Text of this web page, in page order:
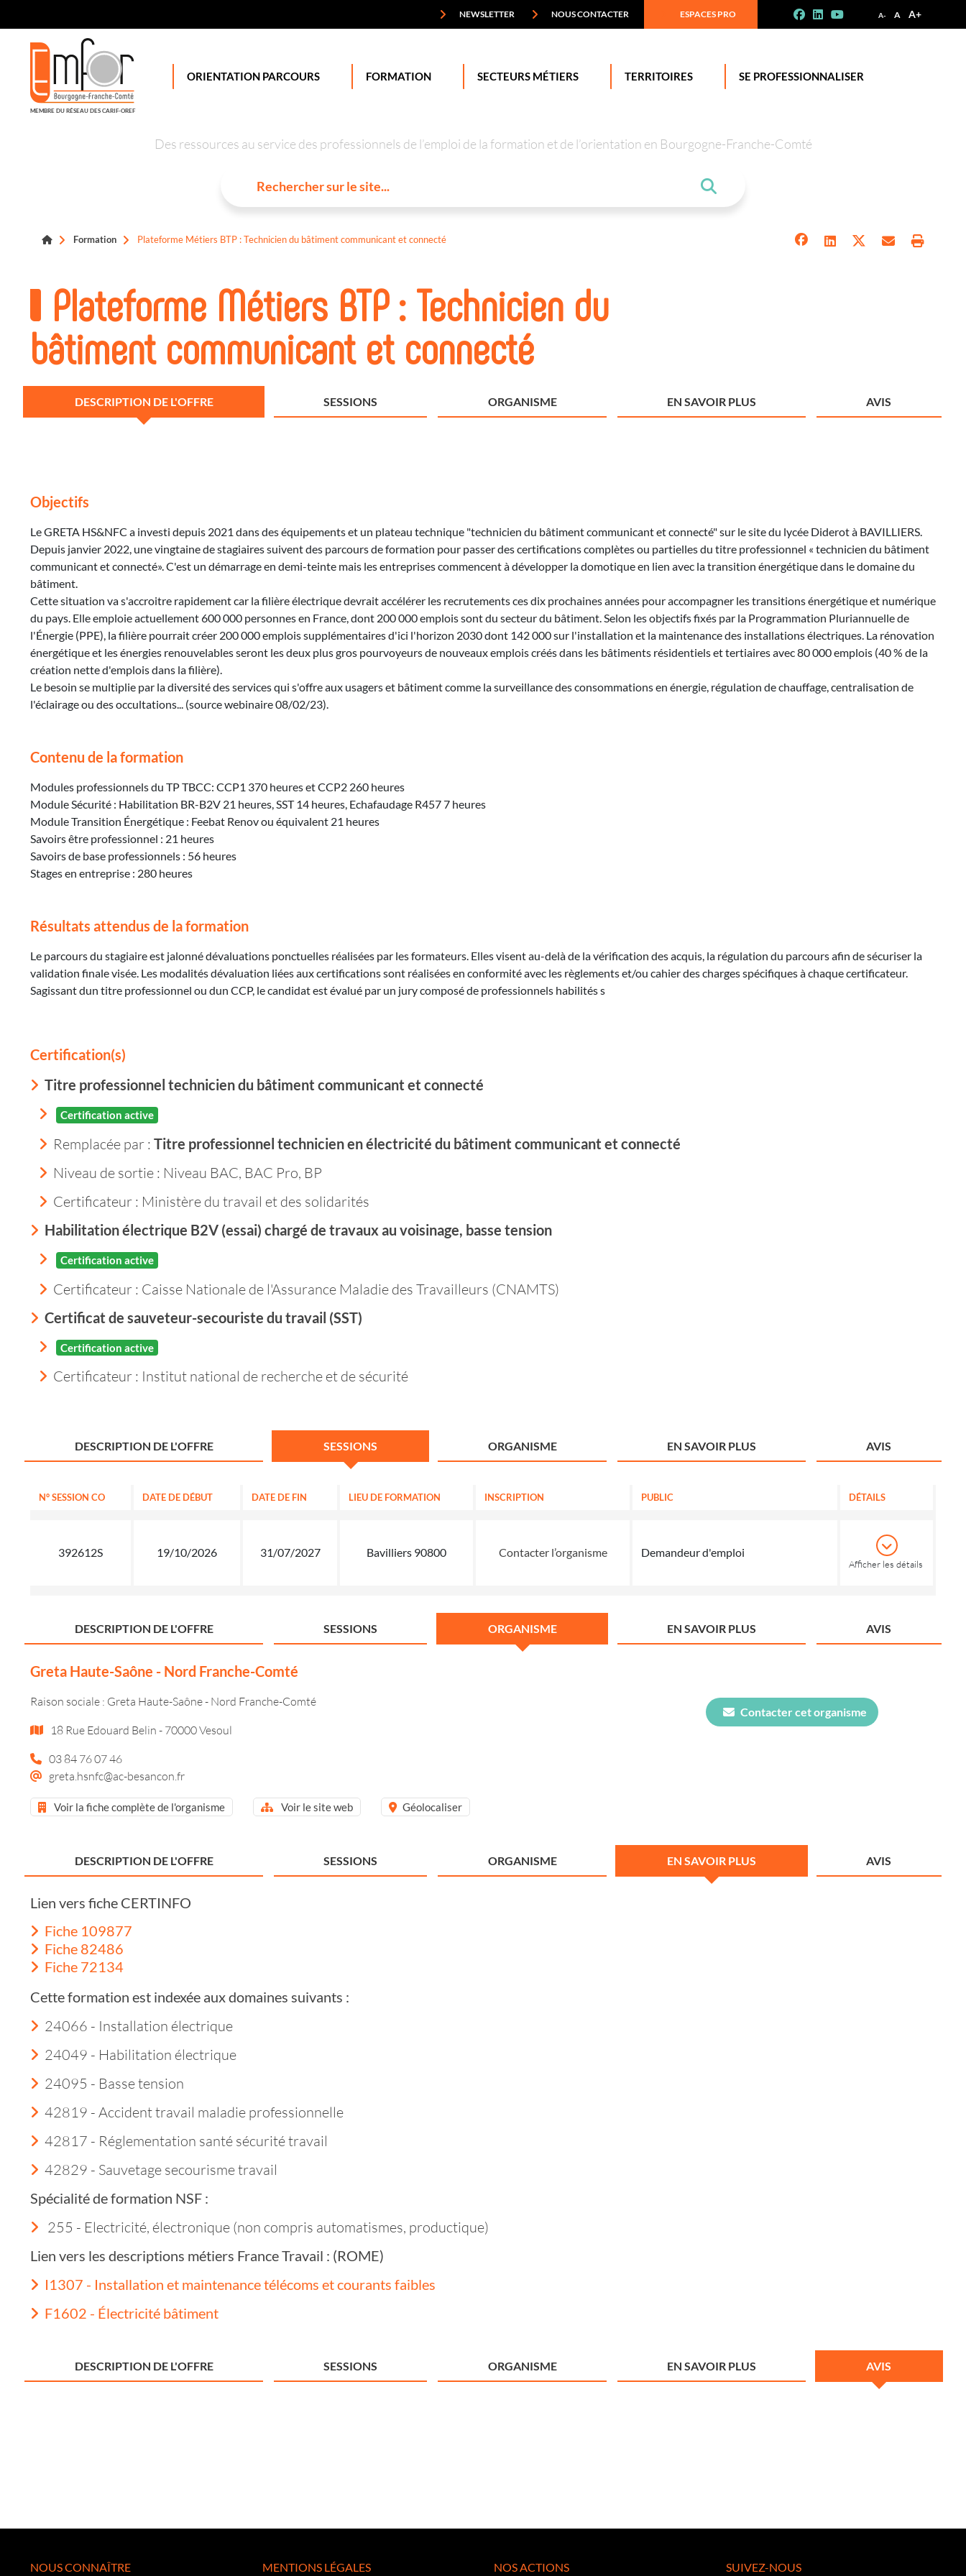
A- A A+
NEWSLETTER NOUS CONTACTER ESPACES PRO
MEMBRE DU RÉSEAU DES CARIF-OREF
ORIENTATION PARCOURS FORMATION SECTEURS MÉTIERS TERRITOIRES SE PROFESSIONNALISER
Des ressources au service des professionnels de l’emploi de la formation et de l’orientation en Bourgogne-Franche-Comté
Formation Plateforme Métiers BTP : Technicien du bâtiment communicant et connecté
Plateforme Métiers BTP : Technicien du
bâtiment communicant et connecté
DESCRIPTION DE L'OFFRE SESSIONS ORGANISME EN SAVOIR PLUS AVIS
Objectifs
Le GRETA HS&NFC a investi depuis 2021 dans des équipements et un plateau technique "technicien du bâtiment communicant et connecté" sur le site du lycée Diderot à BAVILLIERS.
Depuis janvier 2022, une vingtaine de stagiaires suivent des parcours de formation pour passer des certifications complètes ou partielles du titre professionnel « technicien du bâtiment
communicant et connecté». C'est un démarrage en demi-teinte mais les entreprises commencent à développer la domotique en lien avec la transition énergétique dans le domaine du
bâtiment.
Cette situation va s'accroitre rapidement car la filière électrique devrait accélérer les recrutements ces dix prochaines années pour accompagner les transitions énergétique et numérique
du pays. Elle emploie actuellement 600 000 personnes en France, dont 200 000 emplois sont du secteur du bâtiment. Selon les objectifs fixés par la Programmation Pluriannuelle de
l'Énergie (PPE), la filière pourrait créer 200 000 emplois supplémentaires d'ici l'horizon 2030 dont 142 000 sur l'installation et la maintenance des installations électriques. La rénovation
énergétique et les énergies renouvelables seront les deux plus gros pourvoyeurs de nouveaux emplois créés dans les bâtiments résidentiels et tertiaires avec 80 000 emplois (40 % de la
création nette d'emplois dans la filière).
Le besoin se multiplie par la diversité des services qui s'offre aux usagers et bâtiment comme la surveillance des consommations en énergie, régulation de chauffage, centralisation de
l'éclairage ou des occultations... (source webinaire 08/02/23).
Contenu de la formation
Modules professionnels du TP TBCC: CCP1 370 heures et CCP2 260 heures
Module Sécurité : Habilitation BR-B2V 21 heures, SST 14 heures, Echafaudage R457 7 heures
Module Transition Énergétique : Feebat Renov ou équivalent 21 heures
Savoirs être professionnel : 21 heures
Savoirs de base professionnels : 56 heures
Stages en entreprise : 280 heures
Résultats attendus de la formation
Le parcours du stagiaire est jalonné dévaluations ponctuelles réalisées par les formateurs. Elles visent au-delà de la vérification des acquis, la régulation du parcours afin de sécuriser la
validation finale visée. Les modalités dévaluation liées aux certifications sont réalisées en conformité avec les règlements et/ou cahier des charges spécifiques à chaque certificateur.
Sagissant dun titre professionnel ou dun CCP, le candidat est évalué par un jury composé de professionnels habilités s
Certification(s)
Titre professionnel technicien du bâtiment communicant et connecté
Certification active
Remplacée par : Titre professionnel technicien en électricité du bâtiment communicant et connecté
Niveau de sortie : Niveau BAC, BAC Pro, BP
Certificateur : Ministère du travail et des solidarités
Habilitation électrique B2V (essai) chargé de travaux au voisinage, basse tension
Certification active
Certificateur : Caisse Nationale de l'Assurance Maladie des Travailleurs (CNAMTS)
Certificat de sauveteur-secouriste du travail (SST)
Certification active
Certificateur : Institut national de recherche et de sécurité
DESCRIPTION DE L'OFFRE SESSIONS ORGANISME EN SAVOIR PLUS AVIS
N° SESSION CO DATE DE DÉBUT DATE DE FIN LIEU DE FORMATION INSCRIPTION PUBLIC DÉTAILS
392612S 19/10/2026 31/07/2027 Bavilliers 90800 Contacter l’organisme Demandeur d'emploi
Afficher les détails
DESCRIPTION DE L'OFFRE SESSIONS ORGANISME EN SAVOIR PLUS AVIS
Greta Haute-Saône - Nord Franche-Comté
Raison sociale : Greta Haute-Saône - Nord Franche-Comté
18 Rue Edouard Belin - 70000 Vesoul
03 84 76 07 46
greta.hsnfc@ac-besancon.fr
Voir la fiche complète de l'organisme Voir le site web Géolocaliser
Contacter cet organisme
DESCRIPTION DE L'OFFRE SESSIONS ORGANISME EN SAVOIR PLUS AVIS
Lien vers fiche CERTINFO
Fiche 109877
Fiche 82486
Fiche 72134
Cette formation est indexée aux domaines suivants :
24066 - Installation électrique
24049 - Habilitation électrique
24095 - Basse tension
42819 - Accident travail maladie professionnelle
42817 - Réglementation santé sécurité travail
42829 - Sauvetage secourisme travail
Spécialité de formation NSF :
255 - Electricité, électronique (non compris automatismes, productique)
Lien vers les descriptions métiers France Travail : (ROME)
I1307 - Installation et maintenance télécoms et courants faibles
F1602 - Électricité bâtiment
DESCRIPTION DE L'OFFRE SESSIONS ORGANISME EN SAVOIR PLUS AVIS
NOUS CONNAÎTRE MENTIONS LÉGALES NOS ACTIONS SUIVEZ-NOUS